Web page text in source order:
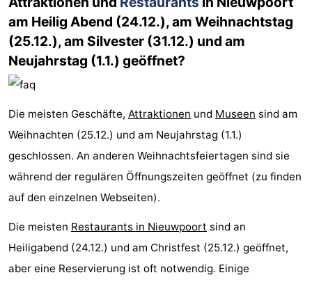
am Heilig Abend (24.12.), am Weihnachtstag
(25.12.), am Silvester (31.12.) und am
Neujahrstag (1.1.) geöffnet?
Die meisten Geschäfte, Attraktionen und Museen sind am
Weihnachten (25.12.) und am Neujahrstag (1.1.)
geschlossen. An anderen Weihnachtsfeiertagen sind sie
während der regulären Öffnungszeiten geöffnet (zu finden
auf den einzelnen Webseiten).
Die meisten Restaurants in Nieuwpoort sind an
Heiligabend (24.12.) und am Christfest (25.12.) geöffnet,
aber eine Reservierung ist oft notwendig. Einige